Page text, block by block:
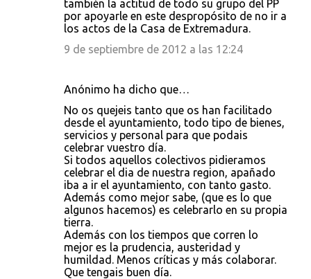
también la actitud de todo su grupo del PP
por apoyarle en este despropósito de no ir a
los actos de la Casa de Extremadura.
9 de septiembre de 2012 a las 12:24
Anónimo ha dicho que…
No os quejeis tanto que os han facilitado
desde el ayuntamiento, todo tipo de bienes,
servicios y personal para que podais
celebrar vuestro día.
Si todos aquellos colectivos pidieramos
celebrar el dia de nuestra region, apañado
iba a ir el ayuntamiento, con tanto gasto.
Además como mejor sabe, (que es lo que
algunos hacemos) es celebrarlo en su propia
tierra.
Además con los tiempos que corren lo
mejor es la prudencia, austeridad y
humildad. Menos críticas y más colaborar.
Que tengais buen día.